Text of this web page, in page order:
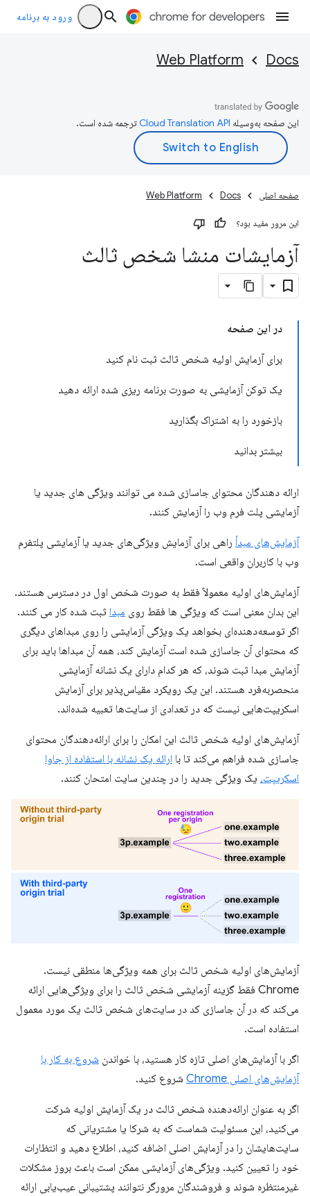
ورود به برنامه
Docs
Web Platform
این صفحه به‌وسیله ترجمه شده است.
صفحه اصلی Docs
Web Platform
این مرور مفید بود؟
آزمایشات منشا شخص ثالث
در این صفحه
برای آزمایش اولیه شخص ثالث ثبت نام کنید
یک توکن آزمایشی به صورت برنامه ریزی شده ارائه دهید
بازخورد را به اشتراک بگذارید
بیشتر بدانید
ارائه دهندگان محتوای جاسازی شده می توانند ویژگی های جدید یا
آزمایشی پلت فرم وب را آزمایش کنند.
آزمایش‌های مبدأ راهی برای آزمایش ویژگی‌های جدید یا آزمایشی پلتفرم
وب با کاربران واقعی است.
آزمایش‌های اولیه معمولاً فقط به صورت شخص اول در دسترس هستند.
این بدان معنی است که ویژگی ها فقط روی مبدا ثبت شده کار می کنند.
اگر توسعه‌دهنده‌ای بخواهد یک ویژگی آزمایشی را روی مبداهای دیگری
که محتوای آن جاسازی شده است آزمایش کند، همه آن مبداها باید برای
آزمایش مبدا ثبت شوند، که هر کدام دارای یک نشانه آزمایشی
منحصربه‌فرد هستند. این یک رویکرد مقیاس‌پذیر برای آزمایش
اسکریپت‌هایی نیست که در تعدادی از سایت‌ها تعبیه شده‌اند.
آزمایش‌های اولیه شخص ثالث این امکان را برای ارائه‌دهندگان محتوای
جاسازی شده فراهم می‌کند تا با ارائه یک نشانه با استفاده از جاوا
اسکریپت، یک ویژگی جدید را در چندین سایت امتحان کنند.
آزمایش‌های اولیه شخص ثالث برای همه ویژگی‌ها منطقی نیست.
Chrome فقط گزینه آزمایشی شخص ثالث را برای ویژگی‌هایی ارائه
می‌کند که در آن جاسازی کد در سایت‌های شخص ثالث یک مورد معمول
استفاده است.
اگر با آزمایش‌های اصلی تازه کار هستید، با خواندن شروع به کار با
آزمایش‌های اصلی Chrome
شروع کنید.
اگر به عنوان ارائه‌دهنده شخص ثالث در یک آزمایش اولیه شرکت
می‌کنید، این مسئولیت شماست که به شرکا یا مشتریانی که
سایت‌هایشان را در آزمایش اصلی اضافه کنید، اطلاع دهید و انتظارات
خود را تعیین کنید. ویژگی‌های آزمایشی ممکن است باعث بروز مشکلات
غیرمنتظره شوند و فروشندگان مرورگر نتوانند پشتیبانی عیب‌یابی ارائه